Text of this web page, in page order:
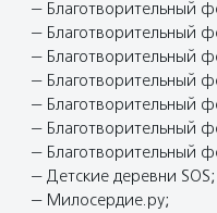
— Благотворительный
— Благотворительный
— Благотворительный
— Благотворительный
— Благотворительный
— Благотворительный
— Благотворительный
— Детские деревни SOS;
— Милосердие.ру;